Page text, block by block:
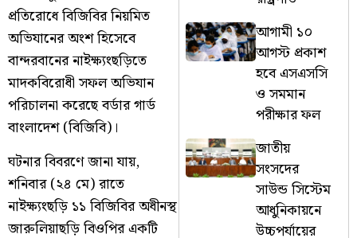
প্রতিরোধে বিজিবির নিয়মিত
অভিযানের অংশ হিসেবে
বান্দরবানের নাইক্ষ্যংছড়িতে
মাদকবিরোধী সফল অভিযান
পরিচালনা করেছে বর্ডার গার্ড
বাংলাদেশ (বিজিবি)।
​ঘটনার বিবরণে জানা যায়,
শনিবার (২৪ মে) রাতে
নাইক্ষ্যংছড়ি ১১ বিজিবির অধীনস্থ
জারুলিয়াছড়ি বিওপির একটি
আগামী ১০
আগস্ট প্রকাশ
হবে এসএসসি
ও সমমান
পরীক্ষার ফল
জাতীয়
সংসদের
সাউন্ড সিস্টেম
আধুনিকায়নে
উচ্চপর্যায়ের